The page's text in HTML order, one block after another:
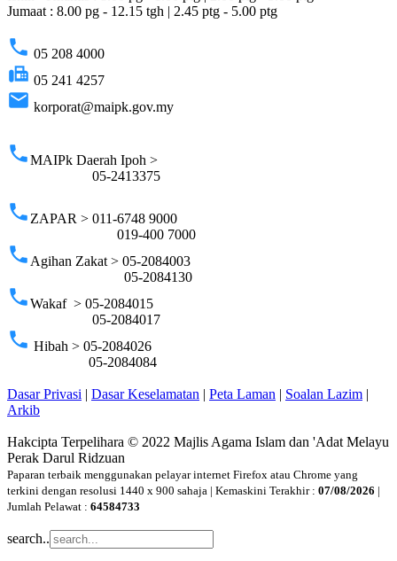
Jumaat : 8.00 pg - 12.15 tgh | 2.45 ptg - 5.00 ptg
phone 05 208 4000
fax 05 241 4257
email korporat@maipk.gov.my
phoneMAIPk Daerah Ipoh >
05-2413375
phone ZAPAR > 011-6748 9000
019-400 7000
phone Agihan Zakat > 05-2084003
05-2084130
phoneWakaf > 05-2084015
05-2084017
phone Hibah > 05-2084026
05-2084084
Dasar Privasi | Dasar Keselamatan | Peta Laman | Soalan Lazim |
Arkib
Hakcipta Terpelihara © 2022 Majlis Agama Islam dan 'Adat Melayu
Perak Darul Ridzuan
Paparan terbaik menggunakan pelayar internet Firefox atau Chrome yang
terkini dengan resolusi 1440 x 900 sahaja | Kemaskini Terakhir : 07/08/2026 |
Jumlah Pelawat : 64584733
search..